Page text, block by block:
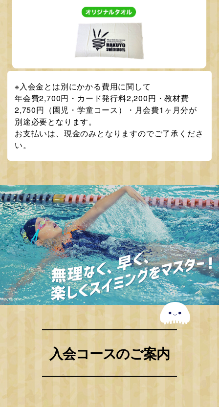
※入会金とは別にかかる費用に関して
年会費2,700円・カード発行料2,200円・教材費
2,750円（園児・学童コース）・月会費1ヶ月分が
別途必要となります。
お支払いは、現金のみとなりますのでご了承くださ
い。
入会コースのご案内